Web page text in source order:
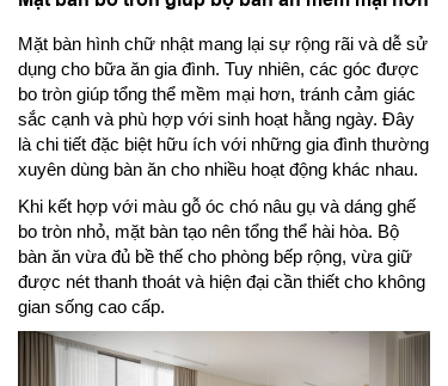
Mặt bàn hình chữ nhật mang lại sự rộng rãi và dễ sử
dụng cho bữa ăn gia đình. Tuy nhiên, các góc được
bo tròn giúp tổng thể mềm mại hơn, tránh cảm giác
sắc cạnh và phù hợp với sinh hoạt hằng ngày. Đây
là chi tiết đặc biệt hữu ích với những gia đình thường
xuyên dùng bàn ăn cho nhiều hoạt động khác nhau.
Khi kết hợp với màu gỗ óc chó nâu gụ và dáng ghế
bo tròn nhỏ, mặt bàn tạo nên tổng thể hài hòa. Bộ
bàn ăn vừa đủ bề thế cho phòng bếp rộng, vừa giữ
được nét thanh thoát và hiện đại cần thiết cho không
gian sống cao cấp.